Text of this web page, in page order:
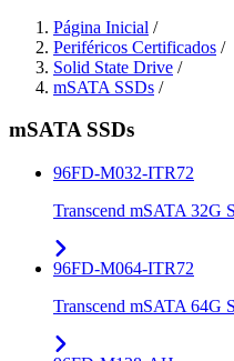
Página Inicial /
Periféricos Certificados /
Solid State Drive /
mSATA SSDs /
mSATA SSDs
96FD-M032-ITR72
Transcend mSATA
96FD-M064-ITR72
Transcend mSATA